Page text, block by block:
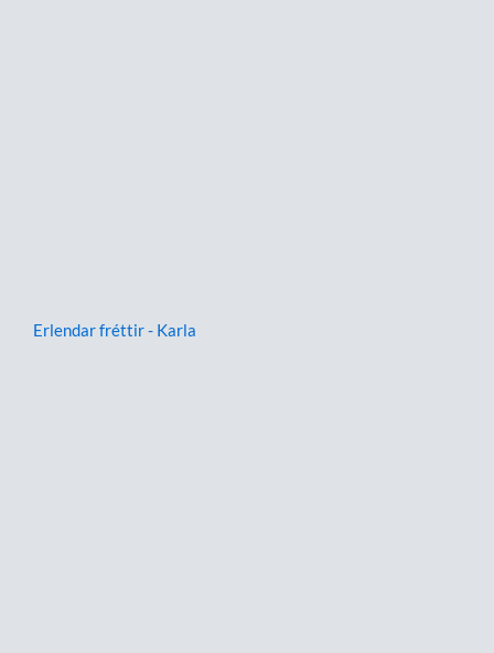
Erlendar fréttir - Karla